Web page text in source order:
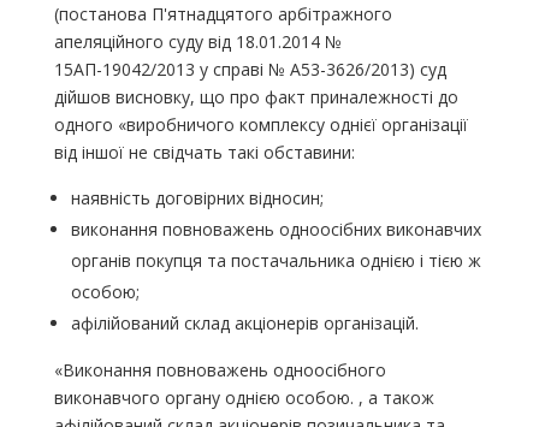
(постанова П'ятнадцятого арбітражного
апеляційного суду від 18.01.2014 №
15АП-19042/2013 у справі № А53-3626/2013) суд
дійшов висновку, що про факт приналежності до
одного «виробничого комплексу однієї організації
від іншої не свідчать такі обставини:
наявність договірних відносин;
виконання повноважень одноосібних виконавчих
органів покупця та постачальника однією і тією ж
особою;
афілійований склад акціонерів організацій.
«Виконання повноважень одноосібного
виконавчого органу однією особою. , а також